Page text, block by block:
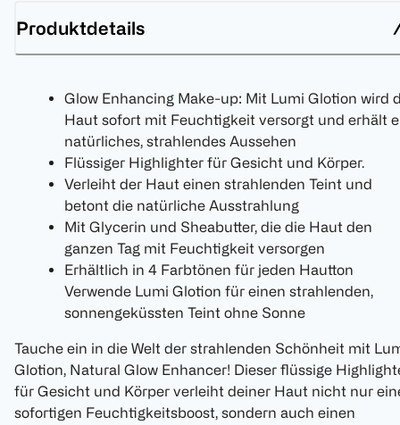
Produktdetails
Glow Enhancing Make-up: Mit Lumi Glotion wird
Haut sofort mit Feuchtigkeit versorgt und erhält
natürliches, strahlendes Aussehen
Flüssiger Highlighter für Gesicht und Körper.
Verleiht der Haut einen strahlenden Teint und
betont die natürliche Ausstrahlung
Mit Glycerin und Sheabutter, die die Haut den
ganzen Tag mit Feuchtigkeit versorgen
Erhältlich in 4 Farbtönen für jeden Hautton
Verwende Lumi Glotion für einen strahlenden,
sonnengeküssten Teint ohne Sonne
Tauche ein in die Welt der strahlenden Schönheit mit
Glotion, Natural Glow Enhancer! Dieser flüssige
für Gesicht und Körper verleiht deiner Haut nicht nur
sofortigen Feuchtigkeitsboost, sondern auch einen